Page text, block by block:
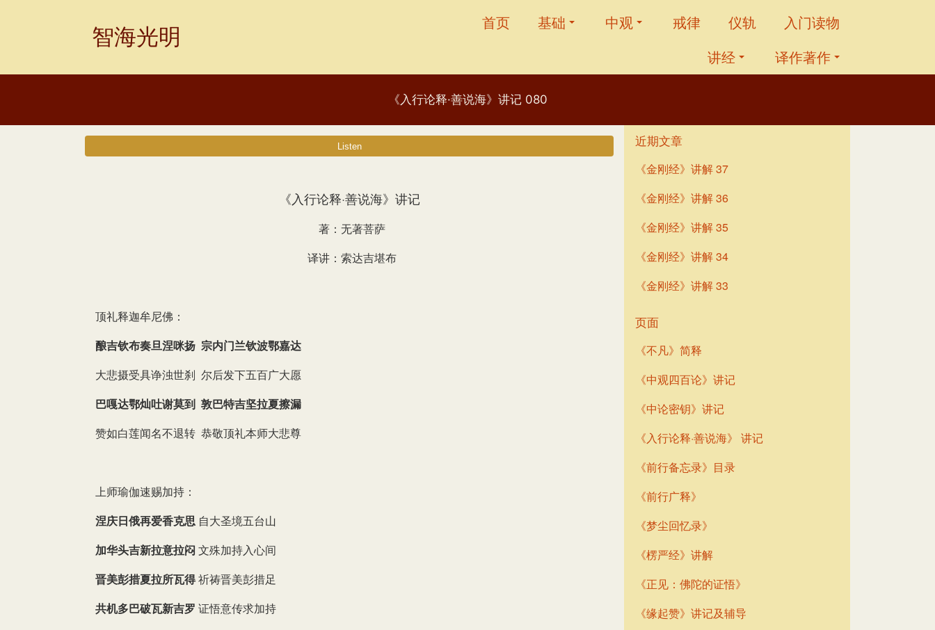
智海光明 首页 基础 中观 戒律 仪轨
入门读物
讲经
译作著作
《入行论释·善说海》讲记 080
《入行论释·善说海》讲记
著：无著菩萨
译讲：索达吉堪布
顶礼释迦牟尼佛：
酿吉钦布奏旦涅咪扬 宗内门兰钦波鄂嘉达
大悲摄受具诤浊世刹 尔后发下五百广大愿
巴嘎达鄂灿吐谢莫到 敦巴特吉坚拉夏擦漏
赞如白莲闻名不退转 恭敬顶礼本师大悲尊
上师瑜伽速赐加持：
涅庆日俄再爱香克思 自大圣境五台山
加华头吉新拉意拉闷 文殊加持入心间
晋美彭措夏拉所瓦得祈祷晋美彭措足
共机多巴破瓦新吉罗 证悟意传求加持
近期文章
《金刚经》讲解 37
《金刚经》讲解 36
《金刚经》讲解 35
《金刚经》讲解 34
《金刚经》讲解 33
页面
《不凡》简释
《中观四百论》讲记
《中论密钥》讲记
《入行论释·善说海》 讲记
《前行备忘录》目录
《前行广释》
《梦尘回忆录》
《楞严经》讲解
《正见：佛陀的证悟》
《缘起赞》讲记及辅导